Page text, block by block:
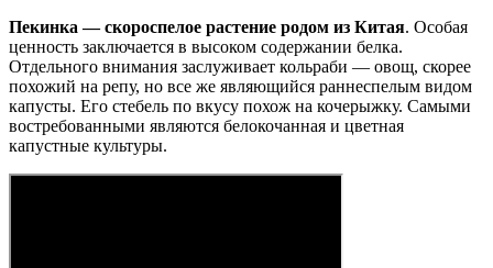
Пекинка — скороспелое растение родом из Китая. Особая
ценность заключается в высоком содержании белка.
Отдельного внимания заслуживает кольраби — овощ, скорее
похожий на репу, но все же являющийся раннеспелым видом
капусты. Его стебель по вкусу похож на кочерыжку. Самыми
востребованными являются белокочанная и цветная
капустные культуры.